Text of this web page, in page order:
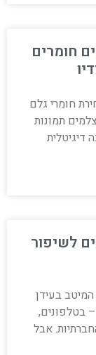
חומרים
חומרי גלם
תמונות
דיגיטלית
לשיפור
בעידן
– בטלפונים,
אבל